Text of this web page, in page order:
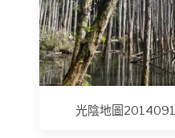
光陰地圖